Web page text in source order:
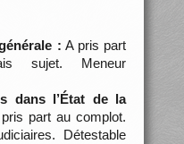
: A pris part
sujet. Meneur
dans l’État de la
part au complot.
Détestable